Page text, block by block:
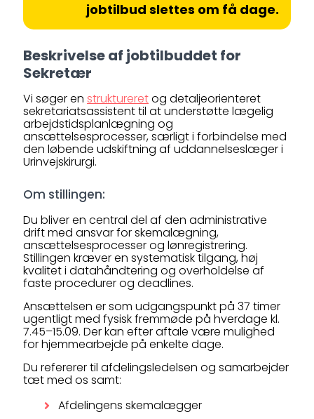
jobtilbud slettes om få dage.
Beskrivelse af jobtilbuddet for
Sekretær
Vi søger en struktureretog detaljeorienteret
sekretariatsassistent til at understøtte lægelig
arbejdstidsplanlægning og
ansættelsesprocesser, særligt i forbindelse med
den løbende udskiftning af uddannelseslæger i
Urinvejskirurgi.
Om stillingen:
Du bliver en central del af den administrative
drift med ansvar for skemalægning,
ansættelsesprocesser og lønregistrering.
Stillingen kræver en systematisk tilgang, høj
kvalitet i datahåndtering og overholdelse af
faste procedurer og deadlines.
Ansættelsen er som udgangspunkt på 37 timer
ugentligt med fysisk fremmøde på hverdage kl.
7.45–15.09. Der kan efter aftale være mulighed
for hjemmearbejde på enkelte dage.
Du refererer til afdelingsledelsen og samarbejder
tæt med os samt:
Afdelingens skemalægger